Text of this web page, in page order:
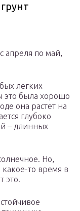
апреля по май,
легких
это была хорошо
она растет на
глубоко
– длинных
Но,
какое-то время в
это.